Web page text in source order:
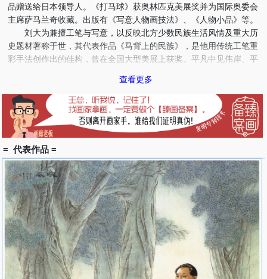
品赠送给日本领导人。《打马球》获奥林匹克美展奖并为国际奥委会
主席萨马兰奇收藏。出版有《写意人物画技法》、《人物小品》等。
刘大为兼擅工笔与写意，以反映北方少数民族生活风情及重大历
史题材著称于世，其代表作品《马背上的民族》，是他用传统工笔重
彩手法创作出的佳构，曾在全国大型美展上获奖。平凡中见伟岸、平
教育：
1968年毕业于内蒙师大美术系，
1980年毕业于中央美术学院中国画研究生班，
查看更多
= 代表作品 =